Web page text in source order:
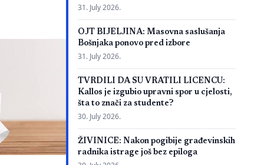
svega dan
Izvještaja o
centra
pozivanje
31. July 2026.
OJT BIJELJINA: Masovna saslušanja
Bošnjaka ponovo pred izbore
31. July 2026.
TVRDILI DA SU VRATILI LICENCU:
Kallos je izgubio upravni spor u cjelosti,
šta to znači za studente?
30. July 2026.
ŽIVINICE: Nakon pogibije građevinskih
radnika istrage još bez epiloga